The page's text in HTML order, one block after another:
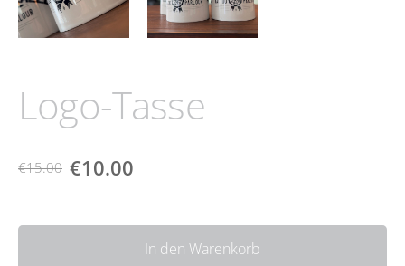
Logo-Tasse
€15.00 €10.00
In den Warenkorb